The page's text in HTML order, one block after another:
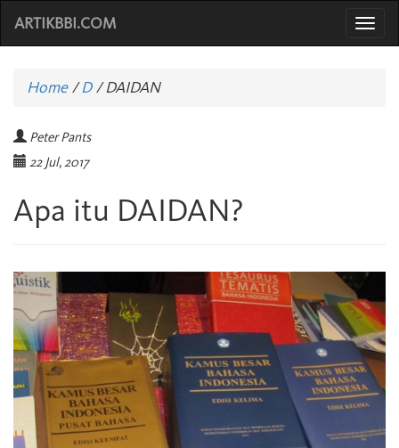
ARTIKBBI.COM
Home/D /DAIDAN
Peter Pants
22 Jul, 2017
Apa itu DAIDAN?